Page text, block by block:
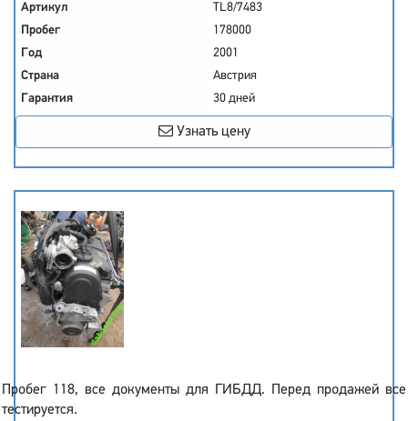
Артикул
TL8/7483
Пробег
178000
Год
2001
Страна
Австрия
Гарантия
30 дней
Узнать цену
Пробег 118, все документы для ГИБДД. Перед продажей все
тестируется.